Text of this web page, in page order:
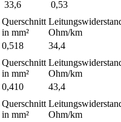
33,6 0,53
Querschnitt
in mm²
Ohm/km
0,518 34,4
Querschnitt
in mm²
Ohm/km
0,410 43,4
Querschnitt
in mm²
Ohm/km